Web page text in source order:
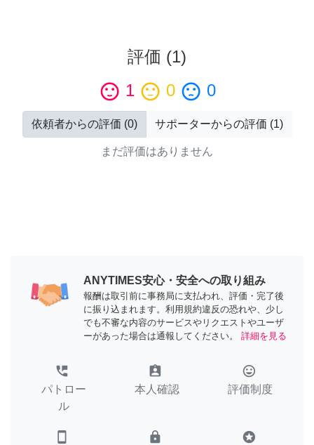
評価 (1)
sentiment_satisfied 1 sentiment_neutral 0 sentiment_dissatisfied 0
依頼者からの評価 (0) サポーターからの評価 (1)
まだ評価はありません
ANYTIMES安心・安全への取り組み
報酬は取引前に事務局に支払われ、評価・完了後
に振り込まれます。利用規約違反の恐れや、少し
でも不審な内容のサービスやリクエストやユーザ
ーがあった場合は通報してください。
詳細を見る
perm_phone_msg
パトロー
ル
assignment_ind
本人確認
tag_faces
評価制度
smartphone lock stars